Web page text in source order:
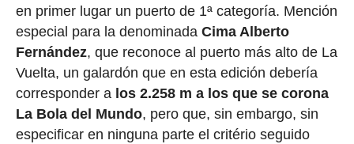
en primer lugar un puerto de 1ª categoría. Mención
especial para la denominada Cima Alberto
Fernández, que reconoce al puerto más alto de La
Vuelta, un galardón que en esta edición debería
corresponder a los 2.258 m a los que se corona
La Bola del Mundo, pero que, sin embargo, sin
especificar en ninguna parte el critério seguido